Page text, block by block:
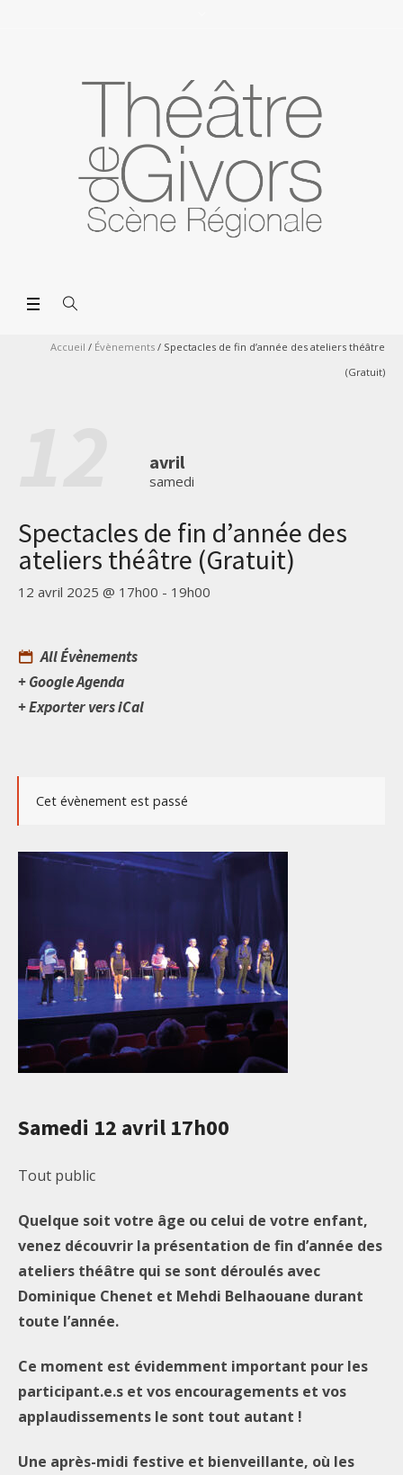
Accueil / Évènements / Spectacles de fin d’année des ateliers théâtre
(Gratuit)
avril
samedi
Spectacles de fin d’année des
ateliers théâtre (Gratuit)
12 avril 2025 @ 17h00 - 19h00
All Évènements
+ Google Agenda
+ Exporter vers iCal
Cet évènement est passé
Samedi 12 avril 17h00
Tout public
Quelque soit votre âge ou celui de votre enfant,
venez découvrir la présentation de fin d’année des
ateliers théâtre qui se sont déroulés avec
Dominique Chenet et Mehdi Belhaouane durant
toute l’année.
Ce moment est évidemment important pour les
participant.e.s et vos encouragements et vos
applaudissements le sont tout autant !
Une après-midi festive et bienveillante, où les